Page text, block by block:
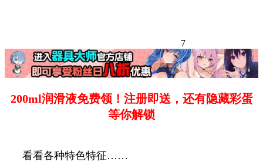
7
200ml润滑液免费领！注册即送，还有隐藏彩蛋
等你解锁
看看各种特色特征……